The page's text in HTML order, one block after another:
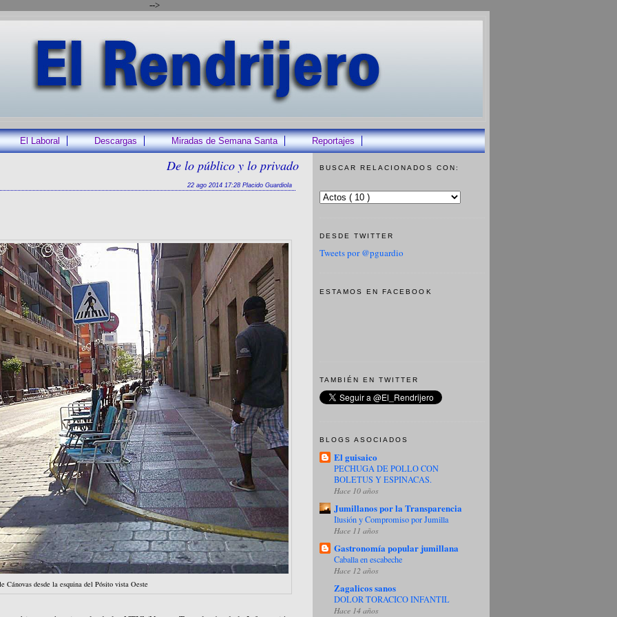
-->
El Laboral Descargas Miradas de Semana Santa Reportajes
De lo público y lo privado
22 ago 2014 17:28 Placido Guardiola
Cánovas desde la esquina del Pósito vista Oeste
BUSCAR RELACIONADOS CON:
DESDE TWITTER
Tweets por @pguardio
ESTAMOS EN FACEBOOK
TAMBIÉN EN TWITTER
BLOGS ASOCIADOS
El guisaico
PECHUGA DE POLLO CON
BOLETUS Y ESPINACAS.
Hace 10 años
Jumillanos por la Transparencia
Ilusión y Compromiso por Jumilla
Hace 11 años
Gastronomía popular jumillana
Caballa en escabeche
Hace 12 años
Zagalicos sanos
DOLOR TORACICO INFANTIL
Hace 14 años